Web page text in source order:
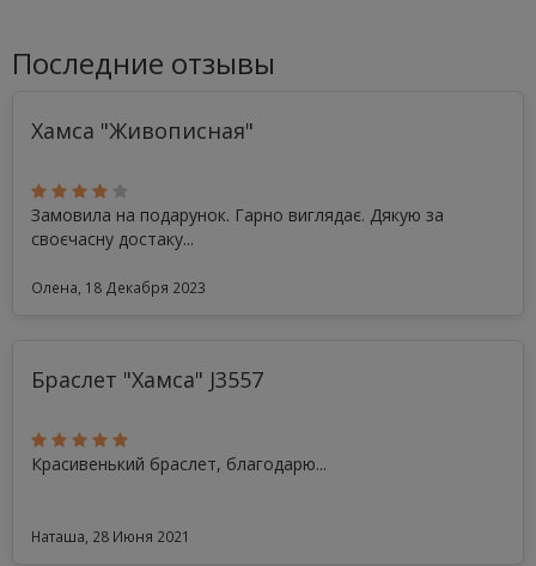
Последние отзывы
Хамса "Живописная"
Замовила на подарунок. Гарно виглядає. Дякую за
своєчасну достаку...
Олена, 18 Декабря 2023
Браслет "Хамса" J3557
Красивенький браслет, благодарю...
Наташа, 28 Июня 2021